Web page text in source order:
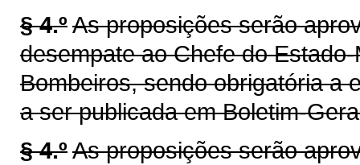
§ 4.ºAs proposições serão
desempate ao Chefe do
Bombeiros, sendo obrigatória a
a ser publicada em Boletim-
§ 4.ºAs proposições serão